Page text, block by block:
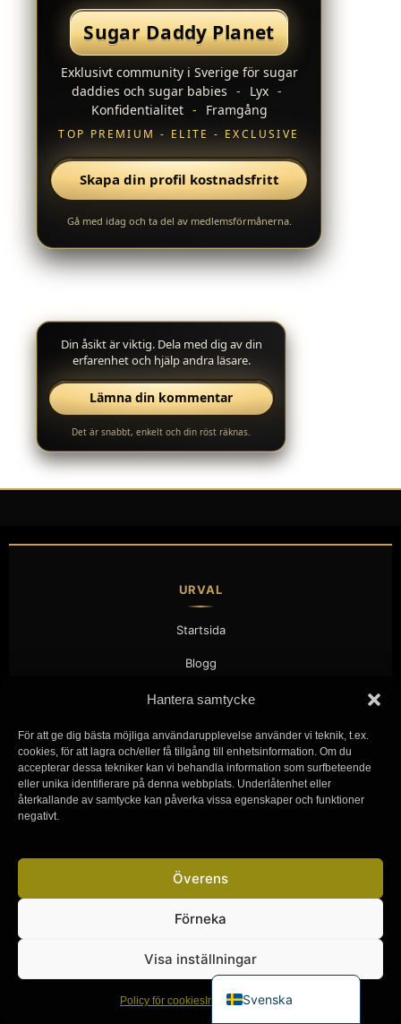
Hantera samtycke
För att ge dig bästa möjliga användarupplevelse använder vi teknik, t.ex.
cookies, för att lagra och/eller få tillgång till enhetsinformation. Om du
accepterar dessa tekniker kan vi behandla information som surfbeteende
eller unika identifierare på denna webbplats. Underlåtenhet eller
återkallande av samtycke kan påverka vissa egenskaper och funktioner
negativt.
Överens
Förneka
Visa inställningar
Policy för cookies Integritetspolicy
Sugar Daddy Planet
Exklusivt community i Sverige för sugar
daddies och sugar babies - Lyx -
Konfidentialitet - Framgång
TOP PREMIUM - ELITE - EXCLUSIVE
Skapa din profil kostnadsfritt
Gå med idag och ta del av medlemsförmånerna.
Din åsikt är viktig. Dela med dig av din
erfarenhet och hjälp andra läsare.
Lämna din kommentar
Det är snabbt, enkelt och din röst räknas.
URVAL
Startsida
Blogg
Opas sugar babylle
En guide för sugar daddies
ÖPPENHET
Aktivt svar
Etisk policy
OM OSS Svenska
Suomi